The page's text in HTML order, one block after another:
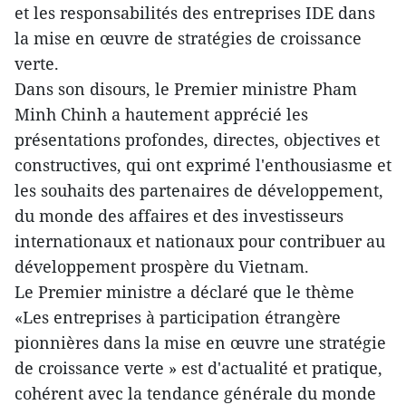
et les responsabilités des entreprises IDE dans
la mise en œuvre de stratégies de croissance
verte.
Dans son disours, le Premier ministre Pham
Minh Chinh a hautement apprécié les
présentations profondes, directes, objectives et
constructives, qui ont exprimé l'enthousiasme et
les souhaits des partenaires de développement,
du monde des affaires et des investisseurs
internationaux et nationaux pour contribuer au
développement prospère du Vietnam.
Le Premier ministre a déclaré que le thème
«Les entreprises à participation étrangère
pionnières dans la mise en œuvre une stratégie
de croissance verte » est d'actualité et pratique,
cohérent avec la tendance générale du monde